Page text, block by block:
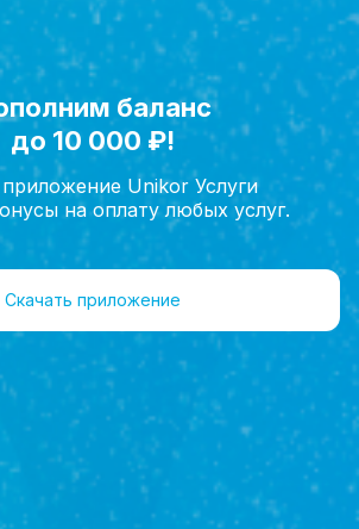
Исполнить мечту!
Радикович
70-20
баланс
до 10 000 ₽!
Unikor Услуги
на оплату любых услуг.
Скачать приложение